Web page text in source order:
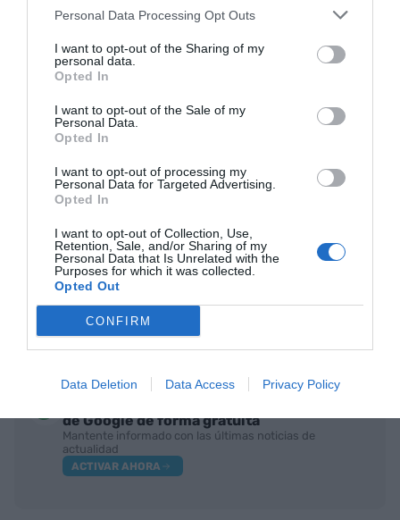
Personal Data Processing Opt Outs
I want to opt-out of the Sharing of my
personal data.
Opted In
I want to opt-out of the Sale of my
Personal Data.
Opted In
I want to opt-out of processing my
Personal Data for Targeted Advertising.
Opted In
I want to opt-out of Collection, Use,
Retention, Sale, and/or Sharing of my
Personal Data that Is Unrelated with the
Purposes for which it was collected.
Opted Out
CONFIRM
Data Deletion Data Access Privacy Policy
Estrategia de Esade y director del Esade
Entrepreneurship Institute, y se reflexionará
acerca del ADN de Esade y el emprendimiento, en
Sánchez, presidente de Esade Alumni, fundador
de Nauta Capital y presidente de Ship2B
Ventures, en la cual participarán los antiguos
alumnos de Esade José Manuel Villanueva,
011h;María Alegre, cofundadora de ChatBoost y
Flori Ventures, yMaite Barrera, fundadora
Bluecap y consejera de Globant.
de Google de forma gratuita
Mantente informado con las últimas noticias de
actualidad
ACTIVAR AHORA